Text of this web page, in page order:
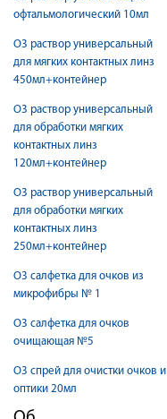
офтальмологический 10мл
О3 раствор универсальный
для мягких контактных линз
450мл+контейнер
О3 раствор универсальный
для обработки мягких
контактных линз
120мл+контейнер
О3 раствор универсальный
для обработки мягких
контактных линз
250мл+контейнер
О3 салфетка для очков из
микрофибры № 1
О3 салфетка для очков
очищающая №5
О3 спрей для очистки очков и
оптики 20мл